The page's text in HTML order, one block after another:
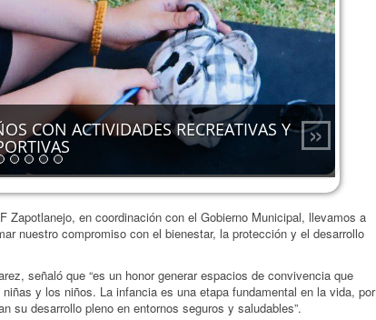
CON ACTIVIDADES RECREATIVAS Y »
en coordinación con el Gobierno Municipal, llevamos a
nuestro compromiso con el bienestar, la protección y el desarrollo
señaló que “es un honor generar espacios de convivencia que
y los niños. La infancia es una etapa fundamental en la vida, por
su desarrollo pleno en entornos seguros y saludables”.